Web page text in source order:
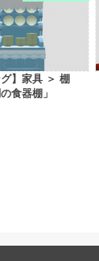
グ】家具 ＞ 棚
食器棚」